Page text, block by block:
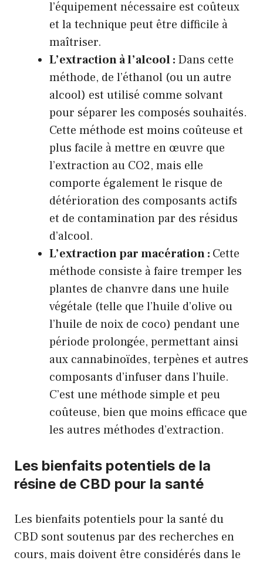
l’équipement nécessaire est coûteux
et la technique peut être difficile à
maîtriser.
L’extraction à l’alcool : Dans cette
méthode, de l’éthanol (ou un autre
alcool) est utilisé comme solvant
pour séparer les composés souhaités.
Cette méthode est moins coûteuse et
plus facile à mettre en œuvre que
l’extraction au CO2, mais elle
comporte également le risque de
détérioration des composants actifs
et de contamination par des résidus
d’alcool.
L’extraction par macération : Cette
méthode consiste à faire tremper les
plantes de chanvre dans une huile
végétale (telle que l’huile d’olive ou
l’huile de noix de coco) pendant une
période prolongée, permettant ainsi
aux cannabinoïdes, terpènes et autres
composants d’infuser dans l’huile.
C’est une méthode simple et peu
coûteuse, bien que moins efficace que
les autres méthodes d’extraction.
Les bienfaits potentiels de la
résine de CBD pour la santé
Les bienfaits potentiels pour la santé du
CBD sont soutenus par des recherches en
cours, mais doivent être considérés dans le